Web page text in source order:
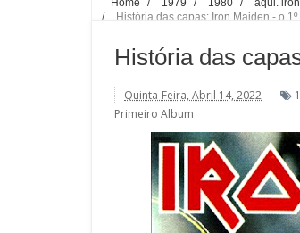
/
História das capas: Iron Maiden - o 1º
História das
Quinta-Feira, Abril 14, 2022
Primeiro Album